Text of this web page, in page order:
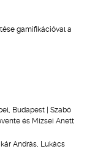
gamifikációval a
Budapest | Szabó
és Mizsei Anett
András, Lukács